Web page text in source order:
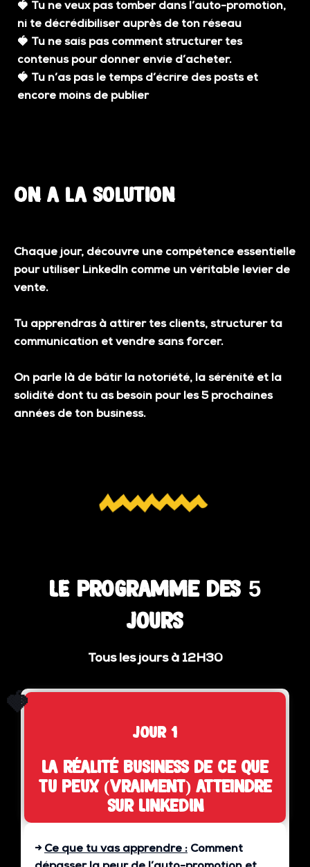
🍓 Tu ne veux pas tomber dans l’auto-promotion,
ni te décrédibiliser auprès de ton réseau
🍓 Tu ne sais pas comment structurer tes
contenus pour donner envie d’acheter.
🍓 Tu n’as pas le temps d’écrire des posts et
encore moins de publier
On a la solution
Chaque jour, découvre une compétence essentielle
pour utiliser LinkedIn comme un véritable levier de
vente.
Tu apprendras à attirer tes clients, structurer ta
communication et vendre sans forcer.
On parle là de bâtir la notoriété, la sérénité et la
solidité dont tu as besoin pour les 5 prochaines
années de ton business.
LE programme des 5
jours
Tous les jours à 12H30
🍓
jour 1
La réalité business de ce que
tu peux (vraiment) atteindre
sur LinkedIn
→ Ce que tu vas apprendre : Comment